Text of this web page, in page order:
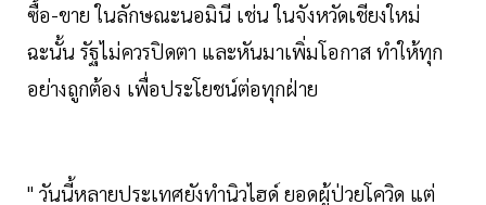
ซื้อ-ขาย ในลักษณะนอมินี เช่น ในจังหวัดเชียงใหม่
ฉะนั้น รัฐไม่ควรปิดตา และหันมาเพิ่มโอกาส ทำให้ทุก
อย่างถูกต้อง เพื่อประโยชน์ต่อทุกฝ่าย
" วันนี้หลายประเทศยังทำนิวไฮด์ ยอดผู้ป่วยโควิด แต่